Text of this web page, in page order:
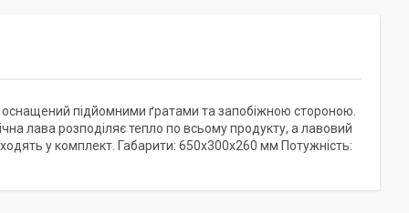
підйомними ґратами та запобіжною стороною.
лава розподіляє тепло по всьому продукту, а лавовий
у комплект. Габарити: 650х300х260 мм Потужність: